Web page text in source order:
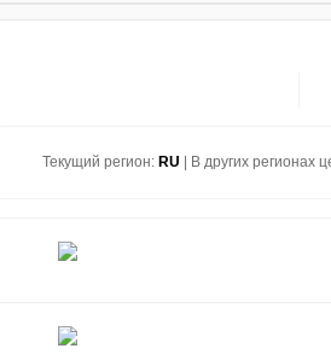
Текущий регион: RU | В других регионах